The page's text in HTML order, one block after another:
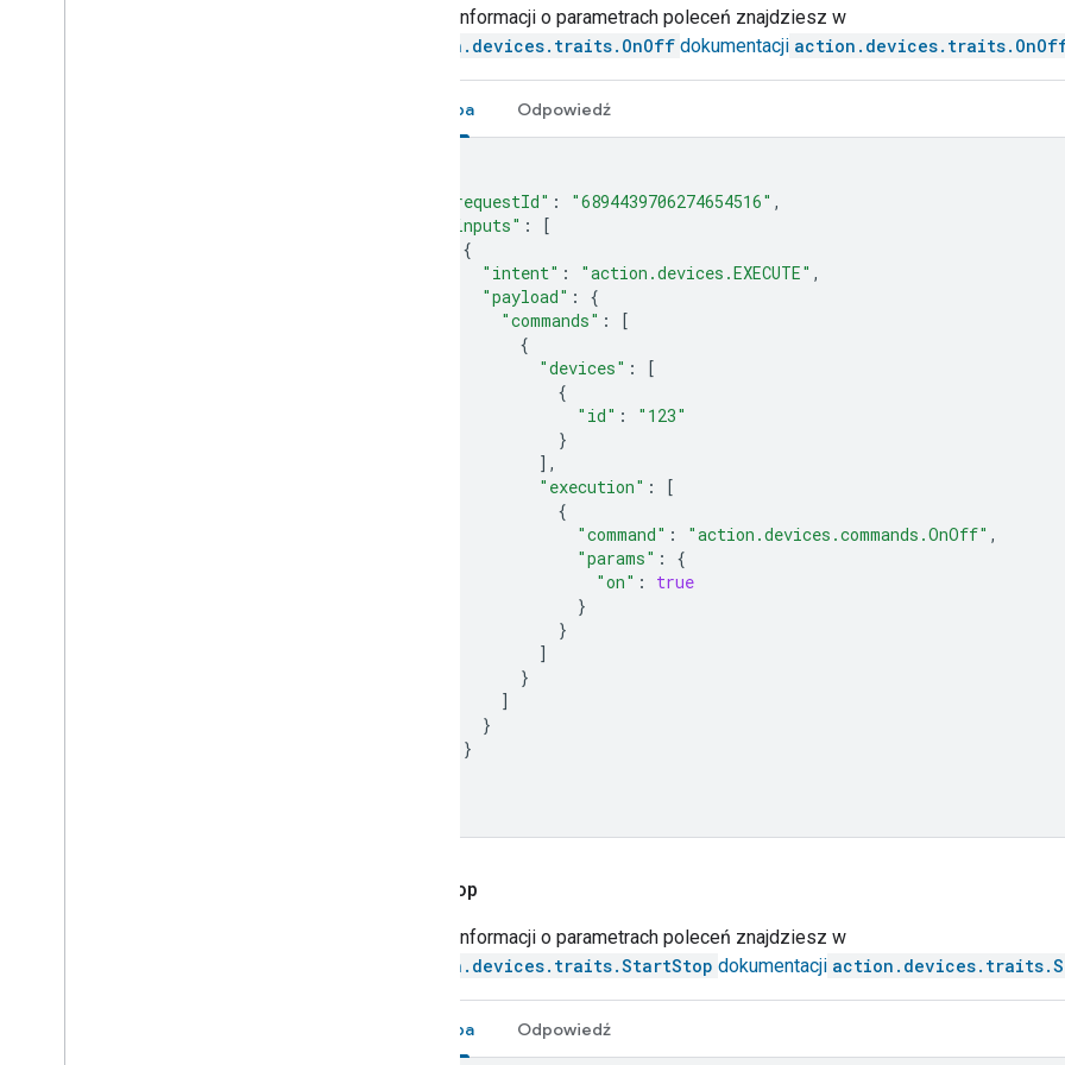
Więcej informacji o parametrach poleceń znajdziesz w
action.devices.traits.OnOff dokumentacji
Prośba Odpowiedź
"requestId" : "6894439706274654516" ,
"inputs" :
[
{
"intent" : "action.devices.EXECUTE" ,
"payload" :
{
"commands" :
[
{
"devices" :
[
{
"id" :
"123"
}
],
"execution" :
[
{
"command" : "action.devices.commands.OnOff" ,
"params" :
{
"on" :
true
}
}
]
}
]
}
}
Stop
Więcej informacji o parametrach poleceń znajdziesz w
action.devices.traits.StartStop dokumentacji
Prośba Odpowiedź